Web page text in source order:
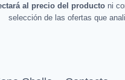
al precio del producto ni
selección de las ofertas que